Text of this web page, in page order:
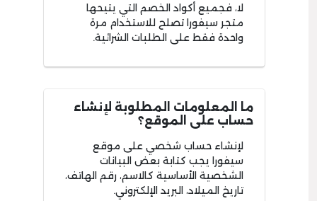
لا، فجميع أكواد الخصم التي يتيحها
متجر سيفورا تصلح للاستخدام مرة
واحدة فقط على الطلبات الشرائية.
ما المعلومات المطلوبة لإنشاء
حساب على الموقع؟
لإنشاء حساب شخصي على موقع
سيفورا يجب كتابة بعض البيانات
الشخصية الأساسية كالاسم، رقم الهاتف،
تاريخ الميلاد، البريد الإلكتروني.